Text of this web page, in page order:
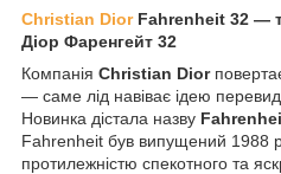
Christian DiorFahrenheit 32 —
Діор Фаренгейт 32
Компанія Christian Dior
— саме лід навіває ідею
Новинка дістала назву
Fahrenheit був випущений 1988
протилежністю спекотного та